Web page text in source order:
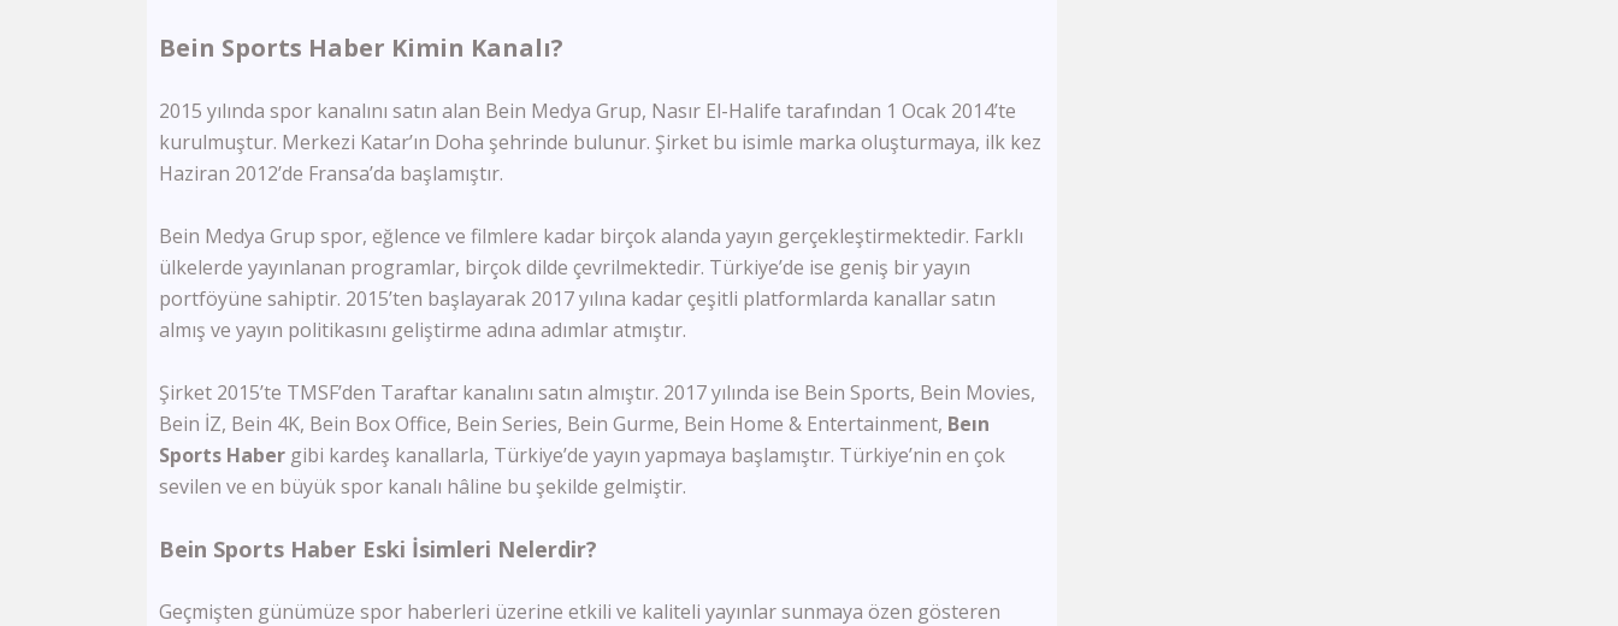
ATV Azad
İctimai Tv
Cem Tv
Rehber Tv
Kudüs Tv
Dost Tv
Kon Tv
TRT Eba Lise
Dream Türk
Bein Sports Haber Kimin Kanalı?
2015 yılında spor kanalını satın alan Bein Medya Grup, Nasır El-Halife tarafından 1 Ocak 2014’te
kurulmuştur. Merkezi Katar’ın Doha şehrinde bulunur. Şirket bu isimle marka oluşturmaya, ilk kez
Haziran 2012’de Fransa’da başlamıştır.
Bein Medya Grup spor, eğlence ve filmlere kadar birçok alanda yayın gerçekleştirmektedir. Farklı
ülkelerde yayınlanan programlar, birçok dilde çevrilmektedir. Türkiye’de ise geniş bir yayın
portföyüne sahiptir. 2015’ten başlayarak 2017 yılına kadar çeşitli platformlarda kanallar satın
almış ve yayın politikasını geliştirme adına adımlar atmıştır.
Şirket 2015’te TMSF’den Taraftar kanalını satın almıştır. 2017 yılında ise Bein Sports, Bein Movies,
Bein İZ, Bein 4K, Bein Box Office, Bein Series, Bein Gurme, Bein Home & Entertainment, Beın
Sports Haber gibi kardeş kanallarla, Türkiye’de yayın yapmaya başlamıştır. Türkiye’nin en çok
sevilen ve en büyük spor kanalı hâline bu şekilde gelmiştir.
Bein Sports Haber Eski İsimleri Nelerdir?
Geçmişten günümüze spor haberleri üzerine etkili ve kaliteli yayınlar sunmaya özen gösteren